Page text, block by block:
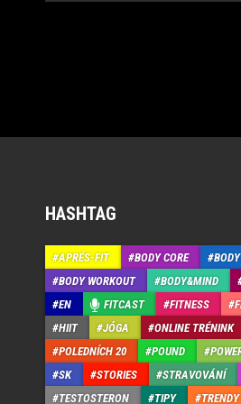
HASHTAG
APRÉS-FIT BODY CORE
BODY WORKOUT
BODY&MIND
EN
FITCAST FITNESS
HIIT
JÓGA ONLINE TRÉNINK
POLEDNÍCH 20
POUND
SK
STORIES STRAVOVÁNÍ
TESTOSTERON
TIPY TRENDY